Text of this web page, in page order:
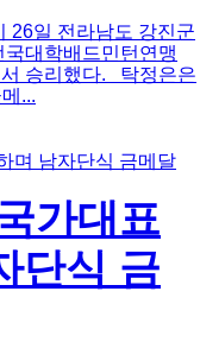
26일 전라남도 강진군
대학배드민턴연맹
승리했다. 탁정은은
...
가대표
단식 금